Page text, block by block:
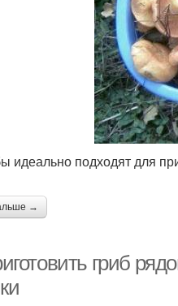
идеально подходят для
→
гриб